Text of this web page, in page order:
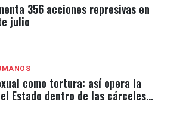
356 acciones represivas en
julio
como tortura: así opera la
Estado dentro de las cárceles